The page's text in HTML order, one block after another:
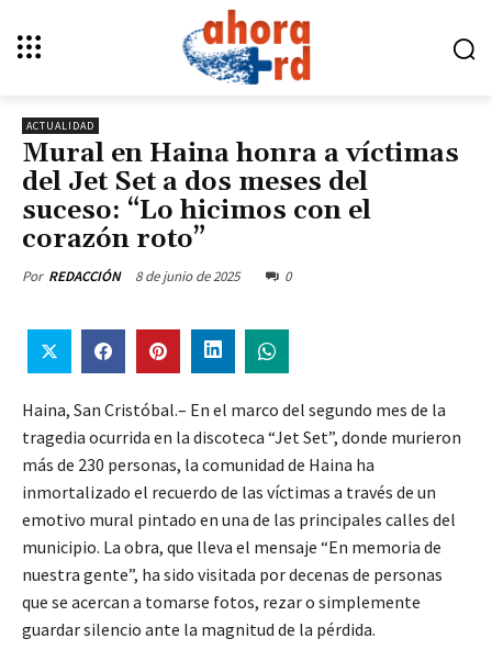
ACTUALIDAD
Mural en Haina honra a víctimas
del Jet Set a dos meses del
suceso: “Lo hicimos con el
corazón roto”
Por REDACCIÓN 8 de junio de 2025 0
Haina, San Cristóbal.– En el marco del segundo mes de la
tragedia ocurrida en la discoteca “Jet Set”, donde murieron
más de 230 personas, la comunidad de Haina ha
inmortalizado el recuerdo de las víctimas a través de un
emotivo mural pintado en una de las principales calles del
municipio. La obra, que lleva el mensaje “En memoria de
nuestra gente”, ha sido visitada por decenas de personas
que se acercan a tomarse fotos, rezar o simplemente
guardar silencio ante la magnitud de la pérdida.